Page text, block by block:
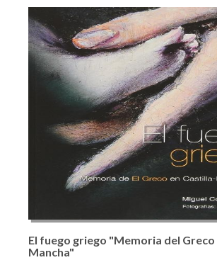
El fuego griego "Memoria del
Mancha"